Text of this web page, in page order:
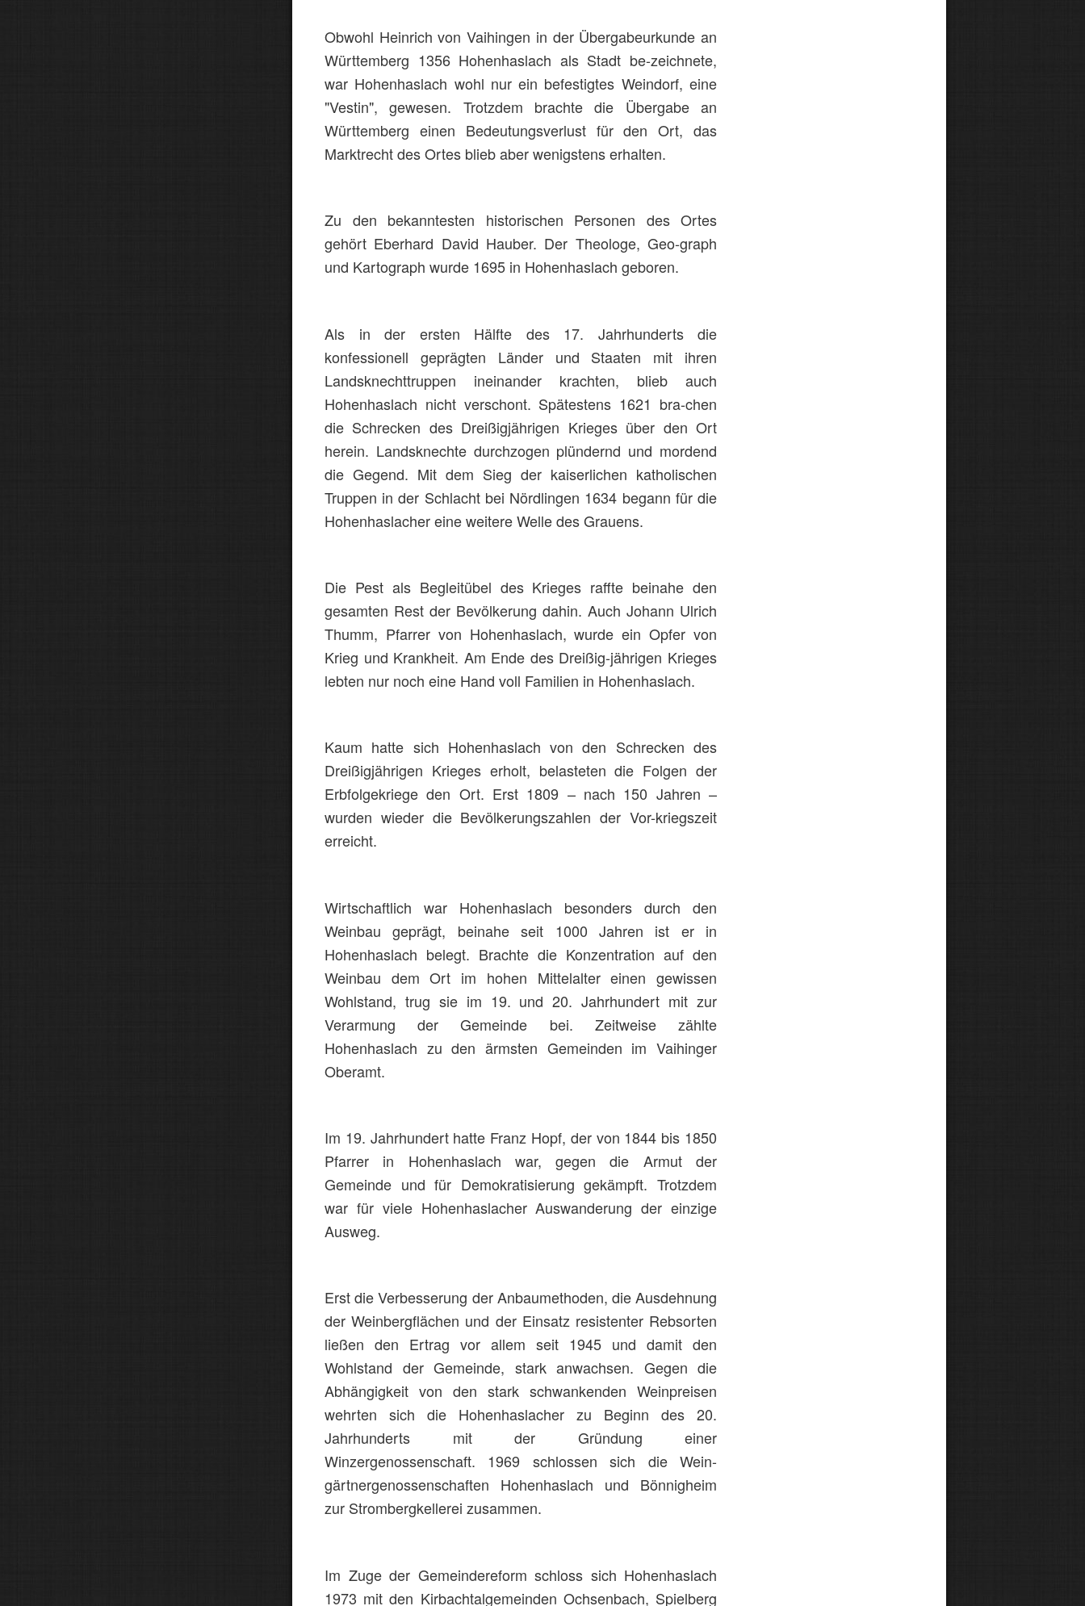
Obwohl Heinrich von Vaihingen in der Übergabeurkunde an
Württemberg 1356 Hohenhaslach als Stadt be-zeichnete,
war Hohenhaslach wohl nur ein befestigtes Weindorf, eine
"Vestin", gewesen. Trotzdem brachte die Übergabe an
Württemberg einen Bedeutungsverlust für den Ort, das
Marktrecht des Ortes blieb aber wenigstens erhalten.
Zu den bekanntesten historischen Personen des Ortes
gehört Eberhard David Hauber. Der Theologe, Geo-graph
und Kartograph wurde 1695 in Hohenhaslach geboren.
Als in der ersten Hälfte des 17. Jahrhunderts die
konfessionell geprägten Länder und Staaten mit ihren
Landsknechttruppen ineinander krachten, blieb auch
Hohenhaslach nicht verschont. Spätestens 1621 bra-chen
die Schrecken des Dreißigjährigen Krieges über den Ort
herein. Landsknechte durchzogen plündernd und mordend
die Gegend. Mit dem Sieg der kaiserlichen katholischen
Truppen in der Schlacht bei Nördlingen 1634 begann für die
Hohenhaslacher eine weitere Welle des Grauens.
Die Pest als Begleitübel des Krieges raffte beinahe den
gesamten Rest der Bevölkerung dahin. Auch Johann Ulrich
Thumm, Pfarrer von Hohenhaslach, wurde ein Opfer von
Krieg und Krankheit. Am Ende des Dreißig-jährigen Krieges
lebten nur noch eine Hand voll Familien in Hohenhaslach.
Kaum hatte sich Hohenhaslach von den Schrecken des
Dreißigjährigen Krieges erholt, belasteten die Folgen der
Erbfolgekriege den Ort. Erst 1809 – nach 150 Jahren –
wurden wieder die Bevölkerungszahlen der Vor-kriegszeit
erreicht.
Wirtschaftlich war Hohenhaslach besonders durch den
Weinbau geprägt, beinahe seit 1000 Jahren ist er in
Hohenhaslach belegt. Brachte die Konzentration auf den
Weinbau dem Ort im hohen Mittelalter einen gewissen
Wohlstand, trug sie im 19. und 20. Jahrhundert mit zur
Verarmung der Gemeinde bei. Zeitweise zählte
Hohenhaslach zu den ärmsten Gemeinden im Vaihinger
Oberamt.
Im 19. Jahrhundert hatte Franz Hopf, der von 1844 bis 1850
Pfarrer in Hohenhaslach war, gegen die Armut der
Gemeinde und für Demokratisierung gekämpft. Trotzdem
war für viele Hohenhaslacher Auswanderung der einzige
Ausweg.
Erst die Verbesserung der Anbaumethoden, die Ausdehnung
der Weinbergflächen und der Einsatz resistenter Rebsorten
ließen den Ertrag vor allem seit 1945 und damit den
Wohlstand der Gemeinde, stark anwachsen. Gegen die
Abhängigkeit von den stark schwankenden Weinpreisen
wehrten sich die Hohenhaslacher zu Beginn des 20.
Jahrhunderts mit der Gründung einer
Winzergenossenschaft. 1969 schlossen sich die Wein-
gärtnergenossenschaften Hohenhaslach und Bönnigheim
zur Strombergkellerei zusammen.
Im Zuge der Gemeindereform schloss sich Hohenhaslach
1973 mit den Kirbachtalgemeinden Ochsenbach, Spielberg